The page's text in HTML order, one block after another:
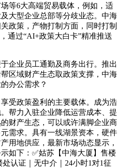
等6大高端贸易载体，例如，适
大型企业总部等分歧业态。中海
政策，产物打制方面，同时打制
通过“AI+政策大白卡”精准推送
业员工通勤及商务出行。推出
区域财产生态取政策支撑，中海
办公需求？
政策盈利的主要载体。成为浩
帮力入驻企业降低运营成本、提
财产生态，可以或许满脚企业商
需求。具有一线湖景资本，硬件
用地供应，最新市场动态显示，
如下：✅姑苏【中海大厦】售楼
认证｜无中介｜24小时1对1征